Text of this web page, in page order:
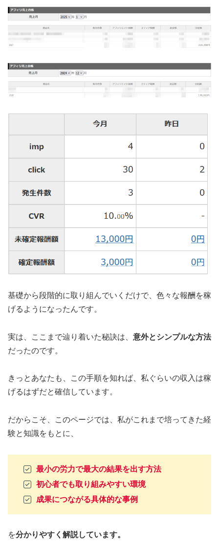
基礎から段階的に取り組んでいくだけで、色々な報酬を稼
げるようになったんです。
実は、ここまで辿り着いた秘訣は、 意外とシンプルな方法
だったのです。
きっとあなたも、この手順を知れば、私ぐらいの収入は稼
げるはずだと確信しています。
だからこそ、このページでは、私がこれまで培ってきた経
験と知識をもとに、
最小の労力で最大の結果を出す方法
初心者でも取り組みやすい環境
成果につながる具体的な事例
を分かりやすく解説しています。